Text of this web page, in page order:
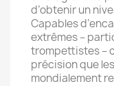
d’obtenir un
Capables
extrêmes –
trompettistes –
précision que
mondialement